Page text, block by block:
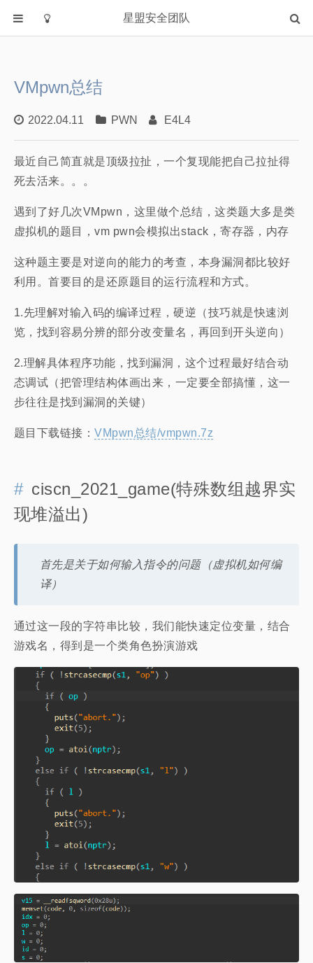
星盟安全团队
Academia
Fuzzing
IOT
PWN
WEB
Writeup
漏洞复现
主站
VMpwn总结
2022.04.11 PWN E4L4
最近自己简直就是顶级拉扯，一个复现能把自己拉扯得
死去活来。。。
遇到了好几次VMpwn，这里做个总结，这类题大多是类
虚拟机的题目，vm pwn会模拟出stack，寄存器，内存
这种题主要是对逆向的能力的考查，本身漏洞都比较好
利用。首要目的是还原题目的运行流程和方式。
1.先理解对输入码的编译过程，硬逆（技巧就是快速浏
览，找到容易分辨的部分改变量名，再回到开头逆向）
2.理解具体程序功能，找到漏洞，这个过程最好结合动
态调试（把管理结构体画出来，一定要全部搞懂，这一
步往往是找到漏洞的关键）
题目下载链接：VMpwn总结/vmpwn.7z
ciscn_2021_game(特殊数组越界实
现堆溢出)
首先是关于如何输入指令的问题（虚拟机如何编
译）
通过这一段的字符串比较，我们能快速定位变量，结合
游戏名，得到是一个类角色扮演游戏